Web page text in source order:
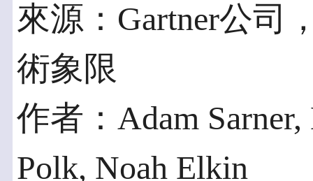
來源：Gartner公司
術象限
作者：Adam
Polk, Noah Elkin